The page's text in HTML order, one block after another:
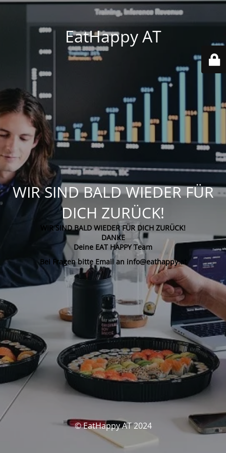
EatHappy AT
WIR SIND BALD WIEDER FÜR
DICH ZURÜCK!
WIR SIND BALD WIEDER FÜR DICH ZURÜCK!
DANKE
Deine EAT HAPPY Team
Bei Fragen bitte Email an info@eathappy.at
© EatHappy AT 2024